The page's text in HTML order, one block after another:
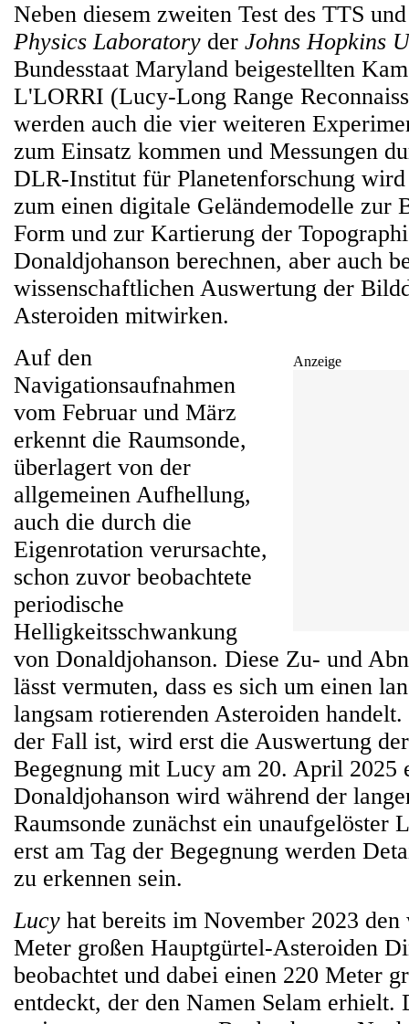
Neben diesem zweiten Test des TTS
Physics Laboratory der Johns Hopkins
Bundesstaat Maryland beigestellten
L'LORRI (Lucy-Long Range
werden auch die vier weiteren
zum Einsatz kommen und Messungen
DLR-Institut für Planetenforschung wird
zum einen digitale Geländemodelle zur
Form und zur Kartierung der
Donaldjohanson berechnen, aber auch
wissenschaftlichen Auswertung der
Asteroiden mitwirken.
Anzeige
Auf den
Navigationsaufnahmen
vom Februar und März
erkennt die Raumsonde,
überlagert von der
allgemeinen Aufhellung,
auch die durch die
Eigenrotation verursachte,
schon zuvor beobachtete
periodische
Helligkeitsschwankung
von Donaldjohanson. Diese Zu- und
lässt vermuten, dass es sich um einen
langsam rotierenden Asteroiden
der Fall ist, wird erst die Auswertung
Begegnung mit Lucy am 20. April 2025
Donaldjohanson wird während der
Raumsonde zunächst ein unaufgelöster
erst am Tag der Begegnung werden
zu erkennen sein.
Lucy hat bereits im November 2023
Meter großen Hauptgürtel-Asteroiden
beobachtet und dabei einen 220 Meter
entdeckt, der den Namen Selam erhielt.